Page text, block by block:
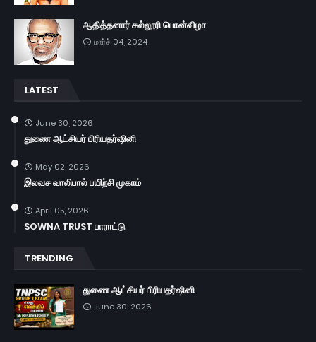
ஆதித்தனார் கல்லூரி பொன்விழா
மார்ச் 04, 2024
LATEST
June 30, 2026
துணை ஆட்சியர் பிரியதர்ஷினி
May 02, 2026
இலவச வாலிபால் பயிற்சி முகாம்
April 05, 2026
SOWNA TRUST பாராட்டு
TRENDING
துணை ஆட்சியர் பிரியதர்ஷினி
June 30, 2026